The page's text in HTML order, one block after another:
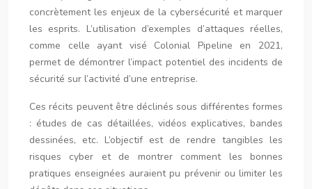
concrètement les enjeux de la cybersécurité et marquer
les esprits. L’utilisation d’exemples d’attaques réelles,
comme celle ayant visé Colonial Pipeline en 2021,
permet de démontrer l’impact potentiel des incidents de
sécurité sur l’activité d’une entreprise.
Ces récits peuvent être déclinés sous différentes formes
: études de cas détaillées, vidéos explicatives, bandes
dessinées, etc. L’objectif est de rendre tangibles les
risques cyber et de montrer comment les bonnes
pratiques enseignées auraient pu prévenir ou limiter les